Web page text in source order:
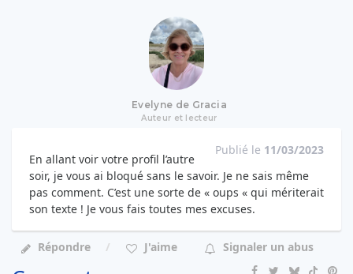
Evelyne de Gracia
Auteur et lecteur
Publié le 11/03/2023
En allant voir votre profil l’autre
soir, je vous ai bloqué sans le savoir. Je ne sais même
pas comment. C’est une sorte de « oups « qui mériterait
son texte ! Je vous fais toutes mes excuses.
Répondre J'aime Signaler un abus